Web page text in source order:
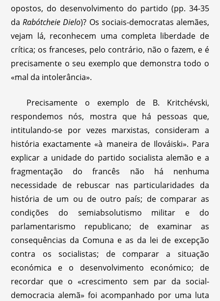
opostos, do desenvolvimento do partido (pp. 34-35
daRabótcheie Dielo)? Os sociais-democratas alemães,
vejam lá, reconhecem uma completa liberdade de
crítica; os franceses, pelo contrário, não o fazem, e é
precisamente o seu exemplo que demonstra todo o
«mal da intolerância».
Precisamente o exemplo de B. Kritchévski,
respondemos nós, mostra que há pessoas que,
intitulando-se por vezes marxistas, consideram a
história exactamente «à maneira de Ilováiski». Para
explicar a unidade do partido socialista alemão e a
fragmentação do francês não há nenhuma
necessidade de rebuscar nas particularidades da
história de um ou de outro país; de comparar as
condições do semiabsolutismo militar e do
parlamentarismo republicano; de examinar as
consequências da Comuna e as da lei de excepção
contra os socialistas; de comparar a situação
económica e o desenvolvimento económico; de
recordar que o «crescimento sem par da social-
democracia alemã» foi acompanhado por uma luta